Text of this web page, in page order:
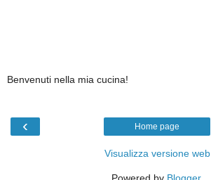
Benvenuti nella mia cucina!
‹ Home page
Visualizza versione web